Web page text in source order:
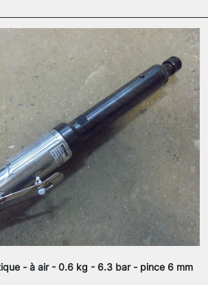
- à air - 0.6 kg - 6.3 bar - pince 6 mm